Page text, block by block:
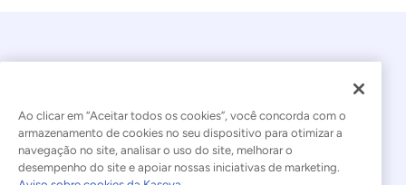
© 2026 Kaseya. Todos os direitos reservados.
Ao clicar em “Aceitar todos os cookies”, você concorda com o
armazenamento de cookies no seu dispositivo para otimizar a
navegação no site, analisar o uso do site, melhorar o
desempenho do site e apoiar nossas iniciativas de marketing.